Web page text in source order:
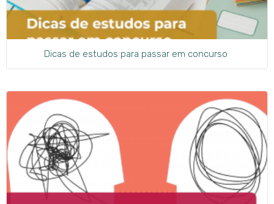
Dicas de estudos para passar em concurso